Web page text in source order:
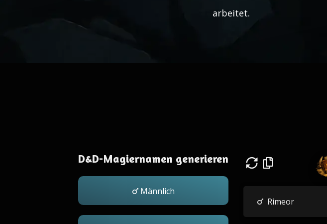
arbeitet.
D&D-Magiernamen generieren
Männlich
Rimeor